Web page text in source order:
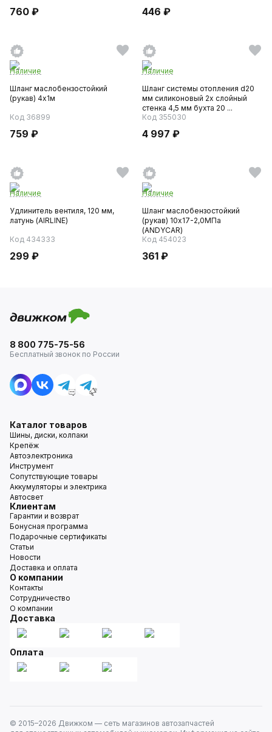
760 ₽ 446 ₽
Наличие
Шланг маслобензостойкий
(рукав) 4х1м
Код 36899
759 ₽
Наличие
Шланг системы отопления d20
мм силиконовый 2х слойный
стенка 4,5 мм бухта 20 ...
Код 355030
4 997 ₽
Наличие
Удлинитель вентиля, 120 мм,
латунь (AIRLINE)
Код 434333
299 ₽
Наличие
Шланг маслобензостойкий
(рукав) 10х17-2,0МПа
(ANDYCAR)
Код 454023
361 ₽
8 800 775-75-56
Бесплатный звонок по России
Каталог товаров
Шины, диски, колпаки
Крепёж
Автоэлектроника
Инструмент
Сопутствующие товары
Аккумуляторы и электрика
Автосвет
Клиентам
Гарантии и возврат
Бонусная программа
Подарочные сертификаты
Статьи
Новости
Доставка и оплата
О компании
Контакты
Сотрудничество
О компании
Доставка
Оплата
© 2015–2026 Движком — сеть магазинов автозапчастей